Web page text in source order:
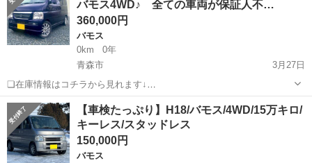
660cc ■...
バモス4WD♪ 全ての車両が保証人不…
360,000円
バモス
0km
0年
青森市
3月27日
❏在庫情報はコチラから見れます↓
https://ristaoshuiwate.wixsite.com/my-site ❏月額のご質問・頭金のご
相談等は コチラからできます😉 https://form.run/@...
青森 青森市 バモス 車両
【車検たっぷり】H18/バモス/4WD/15万キロ/
キーレス/スタッドレス
150,000円
バモス